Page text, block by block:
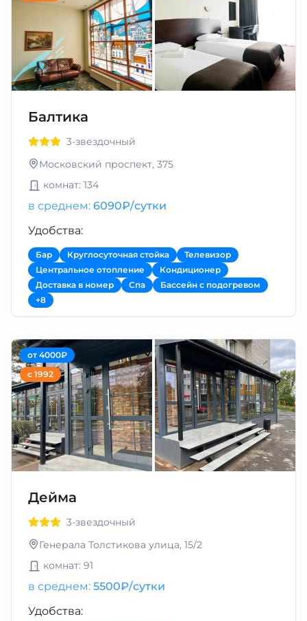
Балтика
3-звездочный
Московский проспект, 375
комнат: 134
в среднем: 6090₽/сутки
Удобства:
Бар Круглосуточная стойка
Телевизор
Центральное отопление
Кондиционер
Доставка в номер
Спа
Бассейн с подогревом
+8
от 4000₽
с 1992
Дейма
3-звездочный
Генерала Толстикова улица, 15/2
комнат: 91
в среднем: 5500₽/сутки
Удобства: